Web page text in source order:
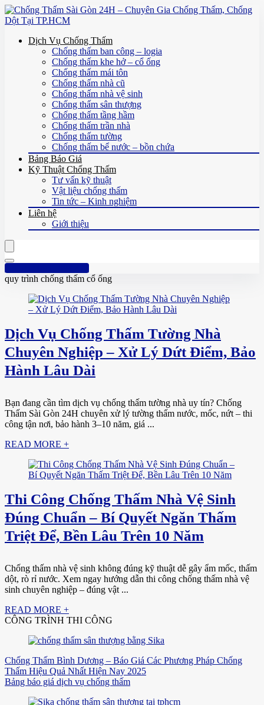
Dịch Vụ Chống Thấm
Chống thấm ban công – logia
Chống thấm khe hở – cổ ống
Chống thấm mái tôn
Chống thấm nhà cũ
Chống thấm nhà vệ sinh
Chống thấm sân thượng
Chống thấm tầng hầm
Chống thấm trần nhà
Chống thấm tường
Chống thấm bể nước – bồn chứa
Bảng Báo Giá
Kỹ Thuật Chống Thấm
Tư vấn kỹ thuật
Vật liệu chống thấm
Tin tức – Kinh nghiệm
Liên hệ
Giới thiệu
Hotline: 0961 894 472
quy trình chống thấm cổ ống
Dịch Vụ Chống Thấm Tường Nhà
Chuyên Nghiệp – Xử Lý Dứt Điểm, Bảo
Hành Lâu Dài
Bạn đang cần tìm dịch vụ chống thấm tường nhà uy tín? Chống
Thấm Sài Gòn 24H chuyên xử lý tường thấm nước, mốc, nứt – thi
công tận nơi, bảo hành 3–10 năm, giá ...
READ MORE +
Thi Công Chống Thấm Nhà Vệ Sinh
Đúng Chuẩn – Bí Quyết Ngăn Thấm
Triệt Để, Bền Lâu Trên 10 Năm
Chống thấm nhà vệ sinh không đúng kỹ thuật dễ gây ẩm mốc, thấm
dột, rò rỉ nước. Xem ngay hướng dẫn thi công chống thấm nhà vệ
sinh chuyên nghiệp – đúng vật ...
READ MORE +
CÔNG TRÌNH THI CÔNG
Chống Thấm Bình Dương – Báo Giá Các Phương Pháp Chống
Thấm Hiệu Quả Nhất Hiện Nay 2025
Bảng báo giá dịch vụ chống thấm